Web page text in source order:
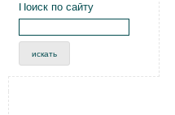
Поиск по сайту